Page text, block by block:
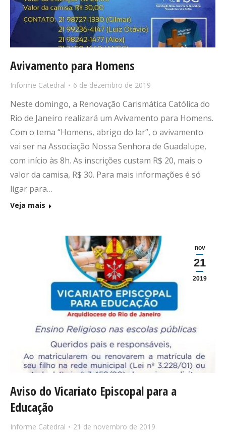
Avivamento para Homens
Informe Catedral 6 de dezembro de 2019
Neste domingo, a Renovação Carismática Católica do
Rio de Janeiro realizará um Avivamento para Homens.
Com o tema “Homens, abrigo do lar”, o avivamento
vai ser na Associação Nossa Senhora de Guadalupe,
com início às 8h. As inscrições custam R$ 20, mais o
valor da camisa, R$ 30. Para mais informações é só
ligar para…
Veja mais
nov
21
2019
Aviso do Vicariato Episcopal para a
Educação
Informe Catedral 21 de novembro de 2019